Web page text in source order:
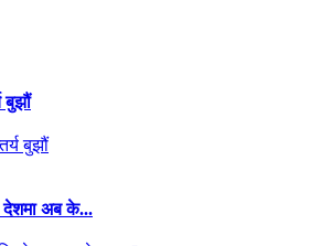
बुझौं
देशमा अब के...